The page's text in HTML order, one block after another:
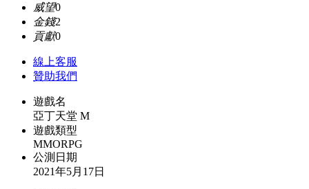
威望0
金錢2
貢獻0
線上客服
贊助我們
遊戲名
亞丁天堂 M
遊戲類型
MMORPG
公測日期
2021年5月17日